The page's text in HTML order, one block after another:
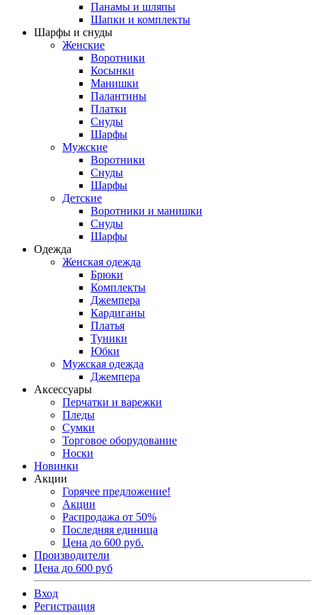
Панамы и шляпы
Шапки и комплекты
Шарфы и снуды
Женские
Воротники
Косынки
Манишки
Палантины
Платки
Снуды
Шарфы
Мужские
Воротники
Снуды
Шарфы
Детские
Воротники и манишки
Снуды
Шарфы
Одежда
Женская одежда
Брюки
Комплекты
Джемпера
Кардиганы
Платья
Туники
Юбки
Мужская одежда
Джемпера
Аксессуары
Перчатки и варежки
Пледы
Сумки
Торговое оборудование
Носки
Новинки
Акции
Горячее предложение!
Акции
Распродажа от 50%
Последняя единица
Цена до 600 руб.
Производители
Цена до 600 руб
Вход
Регистрация